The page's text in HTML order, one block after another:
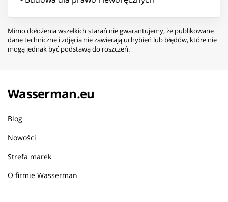
Mimo dołożenia wszelkich starań nie gwarantujemy, że publikowane
dane techniczne i zdjęcia nie zawierają uchybień lub błędów, które nie
mogą jednak być podstawą do roszczeń.
Wasserman.eu
Blog
Nowości
Strefa marek
O firmie Wasserman